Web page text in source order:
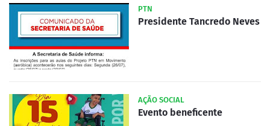
PTN
Presidente Tancredo Neves
AÇÃO SOCIAL
Evento beneficente